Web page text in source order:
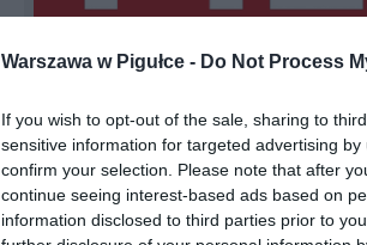
Warszawa w Pigułce - Do Not Process
If you wish to opt-out of the sale, sharing to
sensitive information for targeted advertising
confirm your selection. Please note that after
continue seeing interest-based ads based on
information disclosed to third parties prior to
Fot.